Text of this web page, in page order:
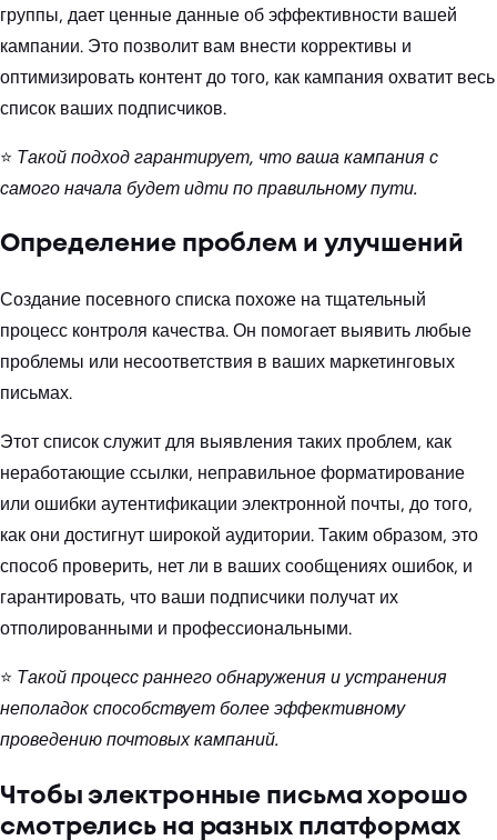
группы, дает ценные данные об эффективности вашей
кампании. Это позволит вам внести коррективы и
оптимизировать контент до того, как кампания охватит весь
список ваших подписчиков.
⭐ Такой подход гарантирует, что ваша кампания с
самого начала будет идти по правильному пути.
Определение проблем и улучшений
Создание посевного списка похоже на тщательный
процесс контроля качества. Он помогает выявить любые
проблемы или несоответствия в ваших маркетинговых
письмах.
Этот список служит для выявления таких проблем, как
неработающие ссылки, неправильное форматирование
или ошибки аутентификации электронной почты, до того,
как они достигнут широкой аудитории. Таким образом, это
способ проверить, нет ли в ваших сообщениях ошибок, и
гарантировать, что ваши подписчики получат их
отполированными и профессиональными.
⭐ Такой процесс раннего обнаружения и устранения
неполадок способствует более эффективному
проведению почтовых кампаний.
Чтобы электронные письма хорошо
смотрелись на разных платформах